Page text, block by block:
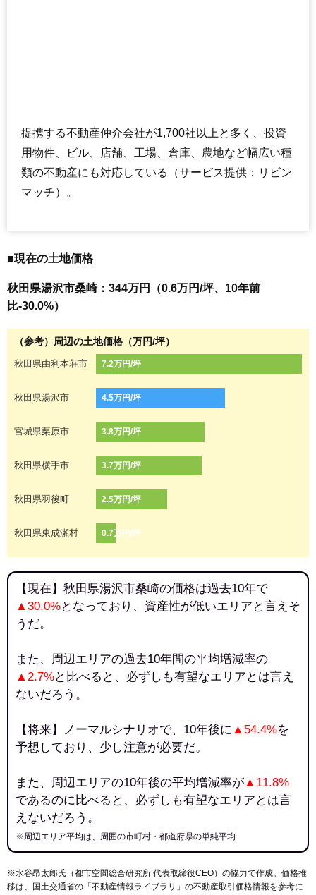
提携する不動産仲介会社が1,700社以上と多く、投資
用物件、ビル、店舗、工場、倉庫、農地など幅広い種
類の不動産にも対応している（サービス提供：リビン
マッチ）。
■現在の土地価格
秋田県湯沢市桑崎：344万円（0.6万円/坪、10年前
比-30.0%）
（参考）周辺の土地価格（万円/坪）
秋田県由利本荘市 7.2万円/坪
秋田県湯沢市 4.5万円/坪
宮城県栗原市 3.8万円/坪
秋田県横手市 3.7万円/坪
秋田県羽後町 2.5万円/坪
秋田県東成瀬村 0.7万円/坪
【現在】秋田県湯沢市桑崎の価格は過去10年で
▲30.0%となっており、資産性が低いエリアと言えそ
うだ。
また、周辺エリアの過去10年間の平均増減率の
▲2.7%と比べると、必ずしも有望なエリアとは言え
ないだろう。
【将来】ノーマルシナリオで、10年後に ▲54.4%を
予想しており、少し注意が必要だ。
また、周辺エリアの10年後の平均増減率が▲11.8%
であるのに比べると、必ずしも有望なエリアとは言
えないだろう。
※周辺エリア平均は、周囲の市町村・都道府県の単純平均
※水谷昂太郎氏（都市空間総合研究所 代表取締役CEO）の協力で作成。価格推
移は、国土交通省の「 不動産情報ライブラリ 」の不動産取引価格情報を参考に